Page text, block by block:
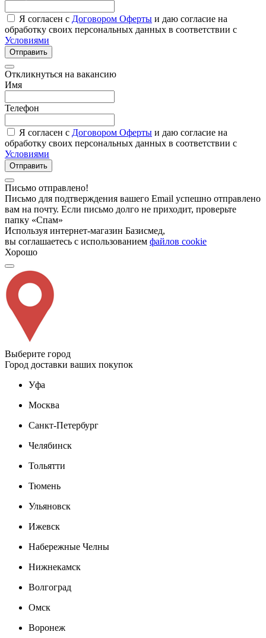
Я согласен с Договором Оферты и даю согласие на
обработку своих персональных данных в соответствии с
Условиями
Отправить
Откликнуться на вакансию
Имя
Телефон
Я согласен с Договором Оферты и даю согласие на
обработку своих персональных данных в соответствии с
Условиями
Отправить
Письмо отправлено!
Письмо для подтверждения вашего Email успешно отправлено
вам на почту. Если письмо долго не приходит, проверьте
папку «Спам»
Используя интернет-магазин Базисмед,
вы соглашаетесь с использованием файлов cookie
Хорошо
Выберите город
Город доставки ваших покупок
Уфа
Москва
Санкт-Петербург
Челябинск
Тольятти
Тюмень
Ульяновск
Ижевск
Набережные Челны
Нижнекамск
Волгоград
Омск
Воронеж